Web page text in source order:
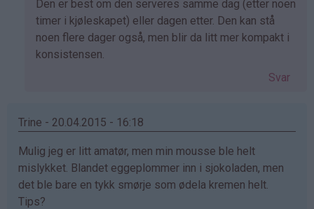
Som
svar
på
av
Den er best om den serveres samme dag (etter noen
timer i kjøleskapet) eller dagen etter. Den kan stå
noen flere dager også, men blir da litt mer kompakt i
konsistensen.
Svar
Trine - 20.04.2015 - 16:18
Mulig jeg er litt amatør, men min mousse ble helt
mislykket. Blandet eggeplommer inn i sjokoladen, men
det ble bare en tykk smørje som ødela kremen helt.
Tips?